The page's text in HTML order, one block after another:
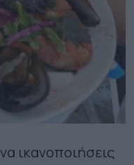
ικανοποιήσεις